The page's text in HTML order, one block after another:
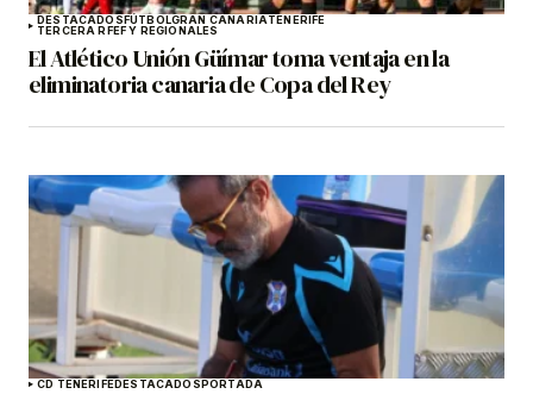
DESTACADOSFÚTBOLGRAN CANARIATENERIFE
TERCERA RFEF Y REGIONALES
El Atlético Unión Güímar toma ventaja en la
eliminatoria canaria de Copa del Rey
CD TENERIFEDESTACADOSPORTADA